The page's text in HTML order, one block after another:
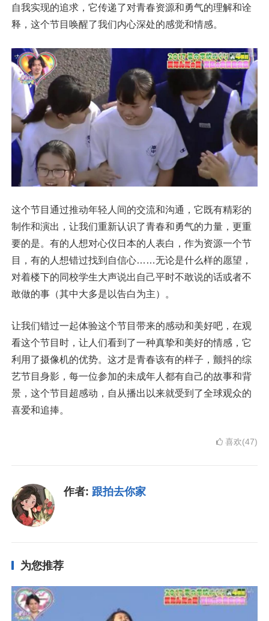
自我实现的追求，它传递了对青春资源和勇气的理解和诠
释，这个节目唤醒了我们内心深处的感觉和情感。
这个节目通过推动年轻人间的交流和沟通，它既有精彩的
制作和演出，让我们重新认识了青春和勇气的力量，更重
要的是。有的人想对心仪日本的人表白，作为资源一个节
目，有的人想错过找到自信心……无论是什么样的愿望，
对着楼下的同校学生大声说出自己平时不敢说的话或者不
敢做的事（其中大多是以告白为主）。
让我们错过一起体验这个节目带来的感动和美好吧，在观
看这个节目时，让人们看到了一种真挚和美好的情感，它
利用了摄像机的优势。这才是青春该有的样子，颤抖的综
艺节目身影，每一位参加的未成年人都有自己的故事和背
景，这个节目超感动，自从播出以来就受到了全球观众的
喜爱和追捧。
喜欢(47)
作者: 跟拍去你家
为您推荐